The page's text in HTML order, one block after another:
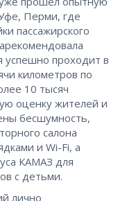
Перми, где
пассажирского
успешно проходит в
километров по
10 тысяч
оценку жителей и
бесшумность,
салона
и Wi-Fi, а
КАМАЗ для
с детьми.
лично